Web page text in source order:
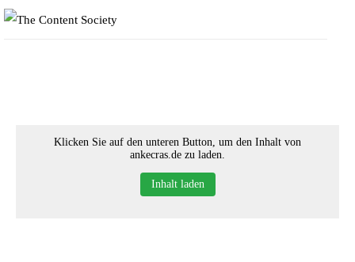
Klicken Sie auf den unteren Button, um den Inhalt von
ankecras.de zu laden.
Inhalt laden